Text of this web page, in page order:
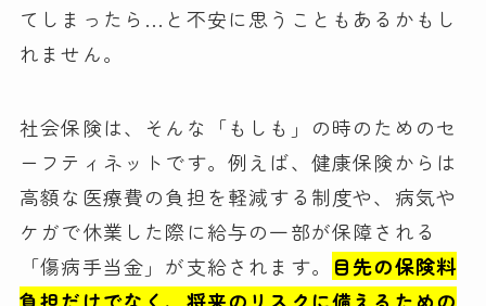
てしまったら…と不安に思うこともあるかもし
れません。
社会保険は、そんな「もしも」の時のためのセ
ーフティネットです。例えば、健康保険からは
高額な医療費の負担を軽減する制度や、病気や
ケガで休業した際に給与の一部が保障される
「傷病手当金」が支給されます。
目先の保険料